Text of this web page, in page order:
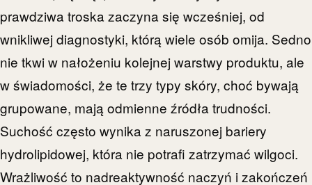
prawdziwa troska zaczyna się wcześniej, od
wnikliwej diagnostyki, którą wiele osób omija. Sedno
nie tkwi w nałożeniu kolejnej warstwy produktu, ale
w świadomości, że te trzy typy skóry, choć bywają
grupowane, mają odmienne źródła trudności.
Suchość często wynika z naruszonej bariery
hydrolipidowej, która nie potrafi zatrzymać wilgoci.
Wrażliwość to nadreaktywność naczyń i zakończeń